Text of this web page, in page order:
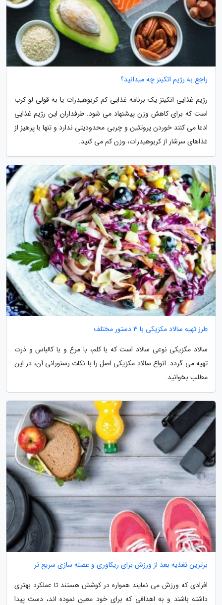
راجع به رژیم اتکینز چه میدانید؟
رژیم غذایی اتکینز یک برنامه غذایی کم کربوهیدرات یا به قولی لو کرب
است که برای کاهش وزن پیشنهاد می شود. طرفداران این رژیم غذایی
ادعا می کنند خوردن پروتئین و چربی محدودیتی ندارد و تنها با پرهیز از
غذاهای سرشار از کربوهیدرات، وزن کم می کنید.
طرز تهیه سالاد مکزیکی با 3 دستور مختلف
سالاد مکزیکی نوعی سالاد است که با کلم، با مرغ و با کالباس و ذرت
تهیه می گردد. انواع سالاد مکزیکی اصل را با نکات رستورانی آن، در این
مطلب بخوانید.
برترین تغذیه بعد از ورزش برای ریکاوری و عضله سازی سریع تر
افرادی که ورزش می نمایند همواره در کوشش هستند تا عملکرد بهتری
داشته باشند و به اهدافی که برای خود معین نموده اند، دست پیدا